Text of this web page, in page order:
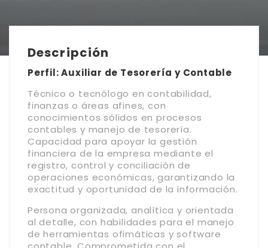
Descripción
Perfil: Auxiliar de Tesorería y Contable
Técnico o tecnólogo en contabilidad,
finanzas o áreas afines, con
conocimientos sólidos en procesos
contables y manejo de tesorería.
Capacidad para apoyar la gestión
financiera de la empresa mediante el
registro, control y conciliación de
operaciones económicas, garantizando la
exactitud y oportunidad de la información.
Persona organizada, analítica y orientada
al detalle, con habilidades para el manejo
de herramientas ofimáticas y software